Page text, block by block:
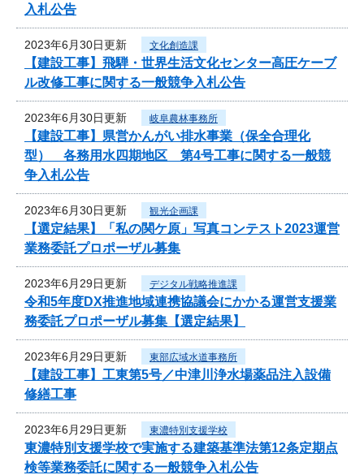
入札公告
2023年6月30日更新 文化創造課
【建設工事】飛騨・世界生活文化センター高圧ケーブ
ル改修工事に関する一般競争入札公告
2023年6月30日更新 岐阜農林事務所
【建設工事】県営かんがい排水事業（保全合理化
型） 各務用水四期地区 第4号工事に関する一般競
争入札公告
2023年6月30日更新 観光企画課
【選定結果】「私の関ケ原」写真コンテスト2023運営
業務委託プロポーザル募集
2023年6月29日更新 デジタル戦略推進課
令和5年度DX推進地域連携協議会にかかる運営支援業
務委託プロポーザル募集【選定結果】
2023年6月29日更新 東部広域水道事務所
【建設工事】工東第5号／中津川浄水場薬品注入設備
修繕工事
2023年6月29日更新 東濃特別支援学校
東濃特別支援学校で実施する建築基準法第12条定期点
検等業務委託に関する一般競争入札公告